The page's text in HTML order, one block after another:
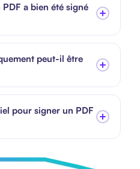
a bien été signé
peut-il être
pour signer un PDF